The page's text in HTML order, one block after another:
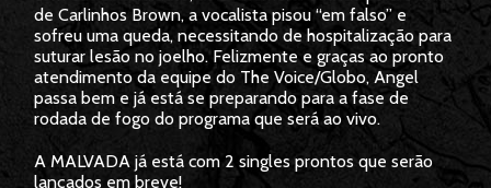
de Carlinhos Brown, a vocalista pisou “em falso” e
sofreu uma queda, necessitando de hospitalização para
suturar lesão no joelho. Felizmente e graças ao pronto
atendimento da equipe do The Voice/Globo, Angel
passa bem e já está se preparando para a fase de
rodada de fogo do programa que será ao vivo.
A MALVADA já está com 2 singles prontos que serão
lançados em breve!